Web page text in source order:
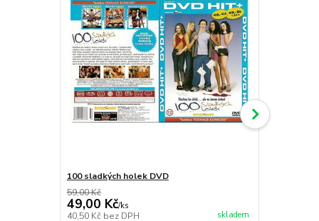
100 sladkých holek DVD
59,00 Kč
49,00 Kč/ks
40,50 Kč bez DPH skladem